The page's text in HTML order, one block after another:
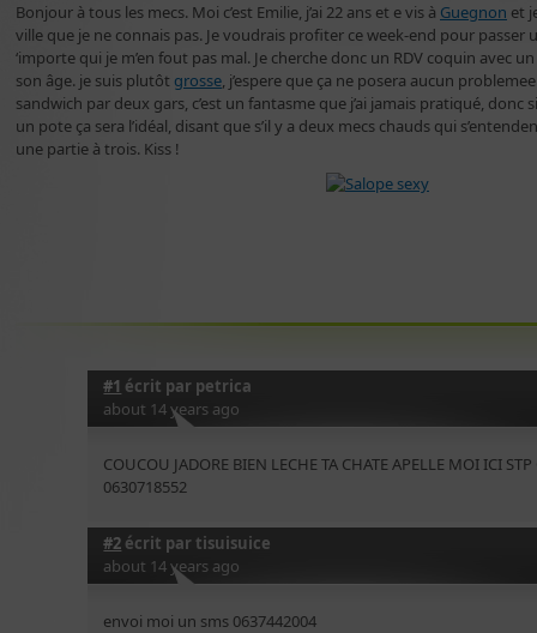
Bonjour à tous les mecs. Moi c’est Emilie, j’ai 22 ans et e vis à Guegnon et
ville que je ne connais pas. Je voudrais profiter ce week-end pour passer
‘importe qui je m’en fout pas mal. Je cherche donc un RDV coquin avec
son âge. je suis plutôt grosse, j’espere que ça ne posera aucun
sandwich par deux gars, c’est un fantasme que j’ai jamais pratiqué, donc
un pote ça sera l’idéal, disant que s’il y a deux mecs chauds qui
une partie à trois. Kiss !
#1 écrit par petrica
about 14 years ago
COUCOU JADORE BIEN LECHE TA CHATE APELLE MOI ICI
0630718552
#2 écrit par tisuisuice
about 14 years ago
envoi moi un sms 0637442004